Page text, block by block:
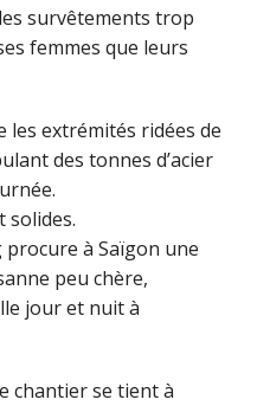
survêtements trop
femmes que leurs
les extrémités ridées de
des tonnes d’acier
solides.
procure à Saïgon une
peu chère,
jour et nuit à
chantier se tient à